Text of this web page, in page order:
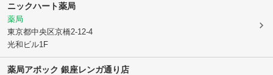
ニックハート薬局
薬局
東京都中央区京橋2-12-4
光和ビル1F
薬局アポック 銀座レンガ通り店